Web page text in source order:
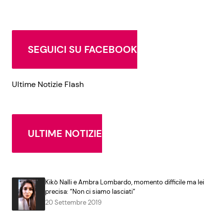
SEGUICI SU FACEBOOK
Ultime Notizie Flash
ULTIME NOTIZIE
Kikò Nalli e Ambra Lombardo, momento difficile ma lei
precisa: “Non ci siamo lasciati”
20 Settembre 2019